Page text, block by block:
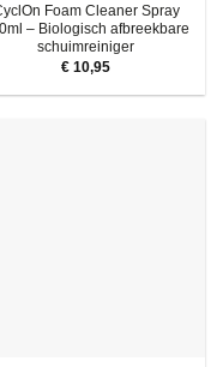
Foam Cleaner Spray
– Biologisch afbreekbare
schuimreiniger
€ 10,95